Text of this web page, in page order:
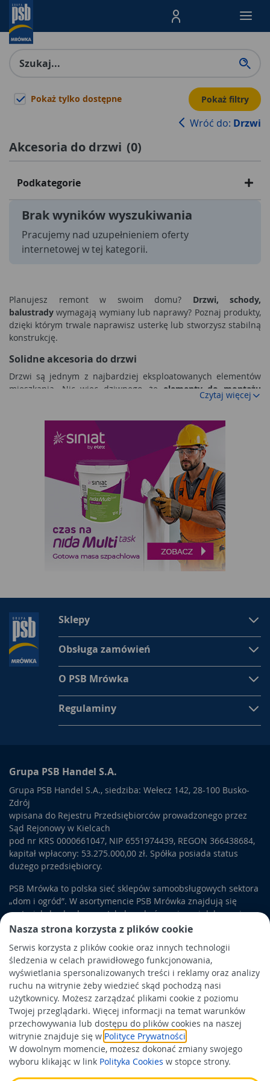
Nasza strona korzysta z plików cookie
Serwis korzysta z plików cookie oraz innych technologii
śledzenia w celach prawidłowego funkcjonowania,
wyświetlania spersonalizowanych treści i reklamy oraz analizy
ruchu na witrynie żeby wiedzieć skąd pochodzą nasi
użytkownicy. Możesz zarządzać plikami cookie z poziomu
Twojej przeglądarki. Więcej informacji na temat warunków
przechowywania lub dostępu do plików cookies na naszej
witrynie znajduje się w Polityce Prywatności
W dowolnym momencie, możesz dokonać zmiany swojego
wyboru klikając w link Polityka Cookies w stopce strony.
Menu Produktów,
Pokaż tylko dostępne Pokaż filtry
Wróć do: Drzwi
Akcesoria do drzwi (0)
Podkategorie
Brak wyników wyszukiwania
Pracujemy nad uzupełnieniem oferty
internetowej w tej kategorii.
Planujesz remont w swoim domu? Drzwi, schody,
balustradywymagają wymiany lub naprawy? Poznaj produkty,
dzięki którym trwale naprawisz usterkę lub stworzysz stabilną
konstrukcję.
Solidne akcesoria do drzwi
Drzwi są jednym z najbardziej eksploatowanych elementów
mieszkania. Nic więc dziwnego, że elementy do montażu
szybko się zużywają. Solidne i precyzyjnie wykonane
nadmierną eksploatację i zapewniają wieloletnie działanie.
Ich konstrukcja przygotowana została tak, by nie tylko
niezawodnie współpracować z drzwiami, lecz także
estetycznie prezentować się po montażu.Akcesoria do
z naszego asortymentu umożliwiają wzmocnienie
słabych konstrukcji i naprawę zużytych elementów. Pokryte są
nierdzewną powłoką, dzięki czemu mogą być wykorzystywane
także na zewnątrz.
Elementy do montażu drzwi dla Ciebie
Tym, co wyróżniaakcesoria do drzwiz naszego asortymentu
jest ich odporność na uszkodzenia. W zależności od rodzaju
sposób dają się zamontować na różnego rodzaju powierzchni.
Nabywane w naszym sklepie akcesoria to kompletnie
wyposażone zestawy, przez co nabywca nie musi sam
dokupować niezbędnych do montażu śrub i wkrętów. W
zależności od potrzeb klienci mają dostęp do różnych
wariantów kolorystycznychakcesoriów do drzwi,
które w ten
sam sposób odporne są na oddziaływanie warunków
atmosferycznych i ścieranie lakieru.
Czytaj więcej
Sklepy
Obsługa zamówień
O PSB Mrówka
Regulaminy
Grupa PSB Handel S.A.
Grupa PSB Handel S.A., siedziba: Wełecz 142, 28-100 Busko-
Zdrój
wpisana do Rejestru Przedsiębiorców prowadzonego przez
Sąd Rejonowy w Kielcach
pod nr KRS 0000661047, NIP 6551974439, REGON 366438684,
kapitał wpłacony: 53.275.000,00 zł. Spółka posiada status
dużego przedsiębiorcy.
PSB Mrówka to polska sieć sklepów samoobsługowych sektora
„dom i ogród”. W asortymencie PSB Mrówka znajdują się
materiały budowlane, artykuły wykończeniowe i dekoracyjne,
wyposażenie łazienek i kuchni, elektronarzędzia, a także
artykuły związane z ogrodem i otoczeniem domu.
Obowiązek informacyjny
Polityka prywatności
Polityka Cookies
Odbiór zużytego sprzętu
Wspierają nas: